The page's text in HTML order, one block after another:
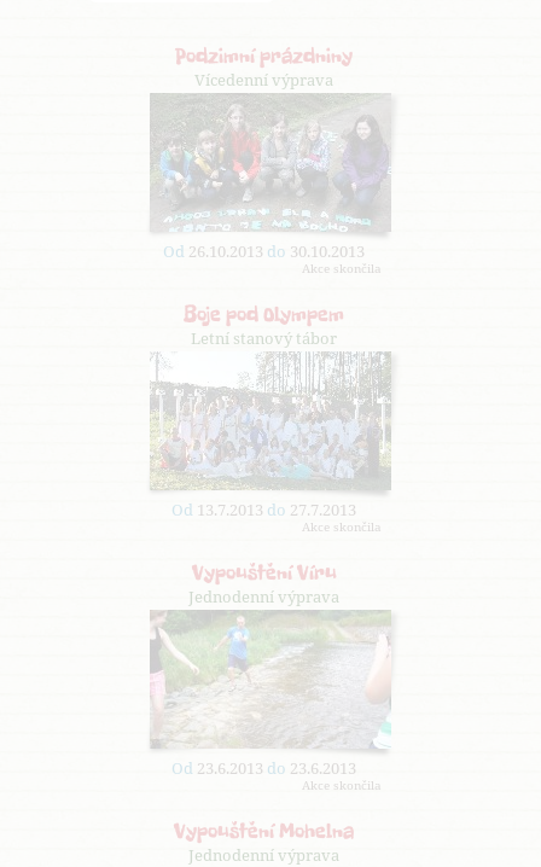
Podzimní prázdniny
Vícedenní výprava
Od 26.10.2013 do 30.10.2013
Akce skončila
Boje pod Olympem
Letní stanový tábor
Od 13.7.2013 do 27.7.2013
Akce skončila
Vypouštění Víru
Jednodenní výprava
Od 23.6.2013 do 23.6.2013
Akce skončila
Vypouštění Mohelna
Jednodenní výprava